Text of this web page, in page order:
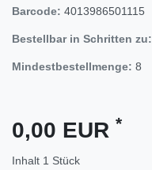
Barcode: 4013986501115
Bestellbar in Schritten zu:
Mindestbestellmenge: 8
0,00 EUR *
Inhalt 1 Stück